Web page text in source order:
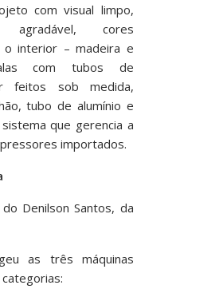
com visual limpo,
cores
o interior – madeira e
com tubos de
feitos sob medida,
tubo de alumínio e
que gerencia a
importados.
Denilson Santos, da
as três máquinas